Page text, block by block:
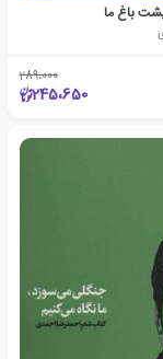
باغ ما
289،000
245،650